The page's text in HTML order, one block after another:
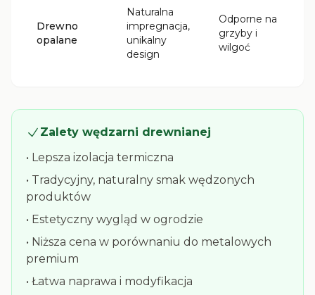
Drewno
opalane
Naturalna
impregnacja,
unikalny
design
Odporne na
grzyby i
wilgoć
Zalety wędzarni drewnianej
• Lepsza izolacja termiczna
• Tradycyjny, naturalny smak wędzonych
produktów
• Estetyczny wygląd w ogrodzie
• Niższa cena w porównaniu do metalowych
premium
• Łatwa naprawa i modyfikacja